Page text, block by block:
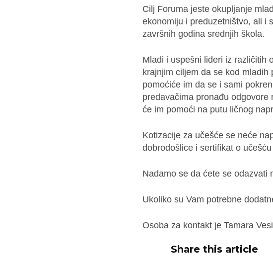
Cilj Foruma jeste okupljanje
ekonomiju i preduzetništvo, ali i
završnih godina srednjih škola.
Mladi i uspešni lideri iz različitih
krajnjim ciljem da se kod
pomoćiće im da se i sami
predavačima pronađu
će im pomoći na putu ličnog
Kotizacije za učešće se neće
dobrodošlice i sertifikat o
Nadamo se da ćete se odazvati
Ukoliko su Vam potrebne
Osoba za kontakt je Tamara
Share this article